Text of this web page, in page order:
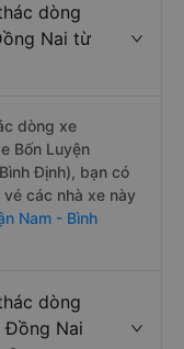
dòng
Nai từ
dòng xe
Bốn Luyện
Định), bạn có
các nhà xe này
Nam - Bình
dòng
Đồng Nai